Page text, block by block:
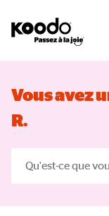
Vous avez
R.